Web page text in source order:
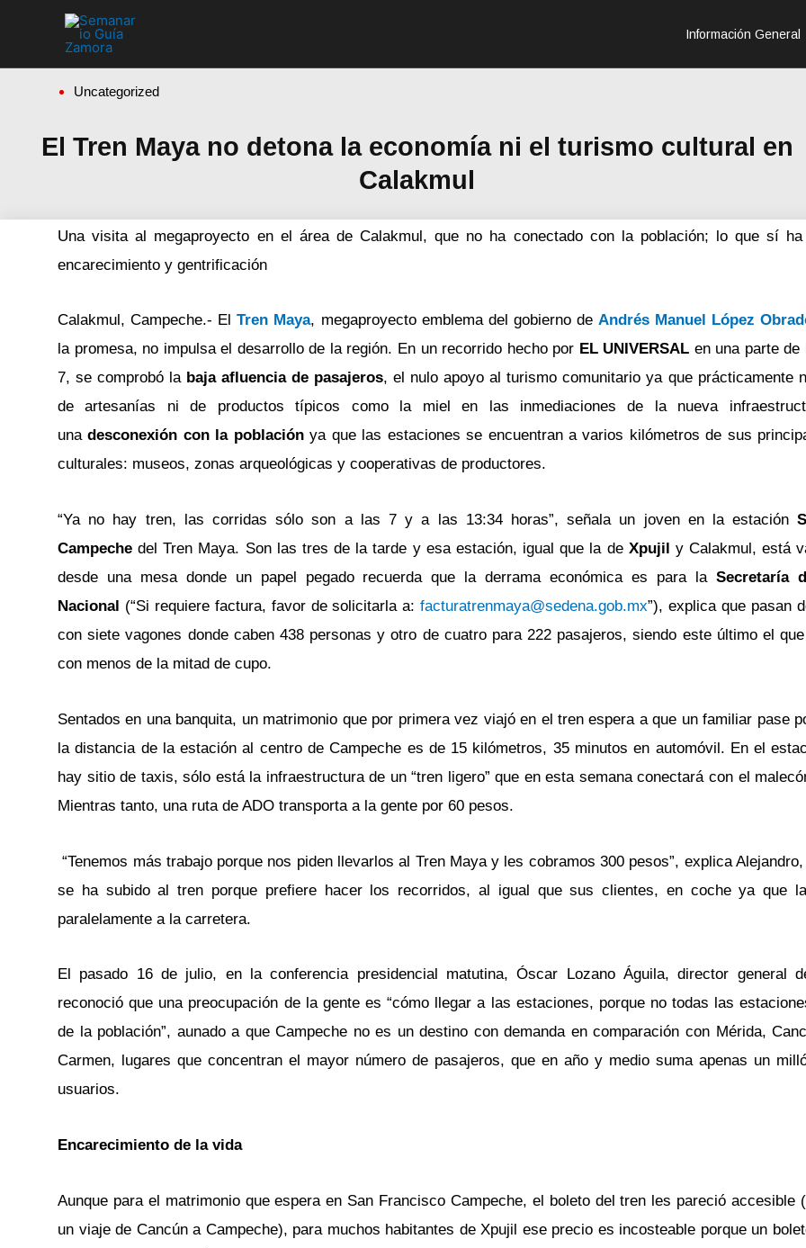
Información General
Uncategorized
El Tren Maya no detona la economía ni el turismo cultural en
Calakmul
Una visita al megaproyecto en el área de Calakmul, que no ha conectado con la población; lo que sí
encarecimiento y gentrificación
Calakmul, Campeche.- ElTren Maya, megaproyecto emblema del gobierno de Andrés Manuel López
la promesa, no impulsa el desarrollo de la región. En un recorrido hecho por EL UNIVERSAL en una parte
7, se comprobó la baja afluencia de pasajeros, el nulo apoyo al turismo comunitario ya que prácticamente
de artesanías ni de productos típicos como la miel en las inmediaciones de la nueva
unadesconexión con la poblaciónya que las estaciones se encuentran a varios kilómetros de sus
culturales: museos, zonas arqueológicas y cooperativas de productores.
“Ya no hay tren, las corridas sólo son a las 7 y a las 13:34 horas”, señala un joven en la estación
Campechedel Tren Maya. Son las tres de la tarde y esa estación, igual que la de Xpujil y Calakmul, está
desde una mesa donde un papel pegado recuerda que la derrama económica es para la Secretaría
Nacional (“Si requiere factura, favor de solicitarla a:facturatrenmaya@sedena.gob.mx”), explica que pasan
con siete vagones donde caben 438 personas y otro de cuatro para 222 pasajeros, siendo este último el
con menos de la mitad de cupo.
Sentados en una banquita, un matrimonio que por primera vez viajó en el tren espera a que un familiar pase
la distancia de la estación al centro de Campeche es de 15 kilómetros, 35 minutos en automóvil. En el
hay sitio de taxis, sólo está la infraestructura de un “tren ligero” que en esta semana conectará con el
Mientras tanto, una ruta de ADO transporta a la gente por 60 pesos.
“Tenemos más trabajo porque nos piden llevarlos al Tren Maya y les cobramos 300 pesos”, explica
se ha subido al tren porque prefiere hacer los recorridos, al igual que sus clientes, en coche ya que
paralelamente a la carretera.
El pasado 16 de julio, en la conferencia presidencial matutina, Óscar Lozano Águila, director general
reconoció que una preocupación de la gente es “cómo llegar a las estaciones, porque no todas las
de la población”, aunado a que Campeche no es un destino con demanda en comparación con Mérida,
Carmen, lugares que concentran el mayor número de pasajeros, que en año y medio suma apenas un
usuarios.
Encarecimiento de la vida
Aunque para el matrimonio que espera en San Francisco Campeche, el boleto del tren les pareció accesible
un viaje de Cancún a Campeche), para muchos habitantes de Xpujil ese precio es incosteable porque un